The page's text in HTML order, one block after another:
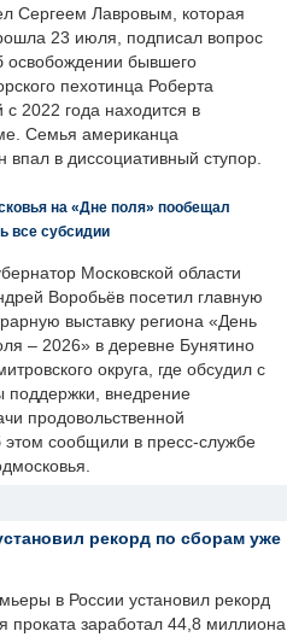
Сергеем Лавровым, которая
23 июля, подписал вопрос
освобождении бывшего
пехотинца Роберта
2022 года находится в
Семья американца
впал в диссоциативный ступор.
на «Дне поля» пообещал
все субсидии
Московской области
Воробьёв посетил главную
выставку региона «День
– 2026» в деревне Бунятино
округа, где обсудил с
внедрение
продовольственной
этом сообщили в пресс-службе
рекорд по сборам уже
в России установил рекорд
проката заработал 44,8 миллиона